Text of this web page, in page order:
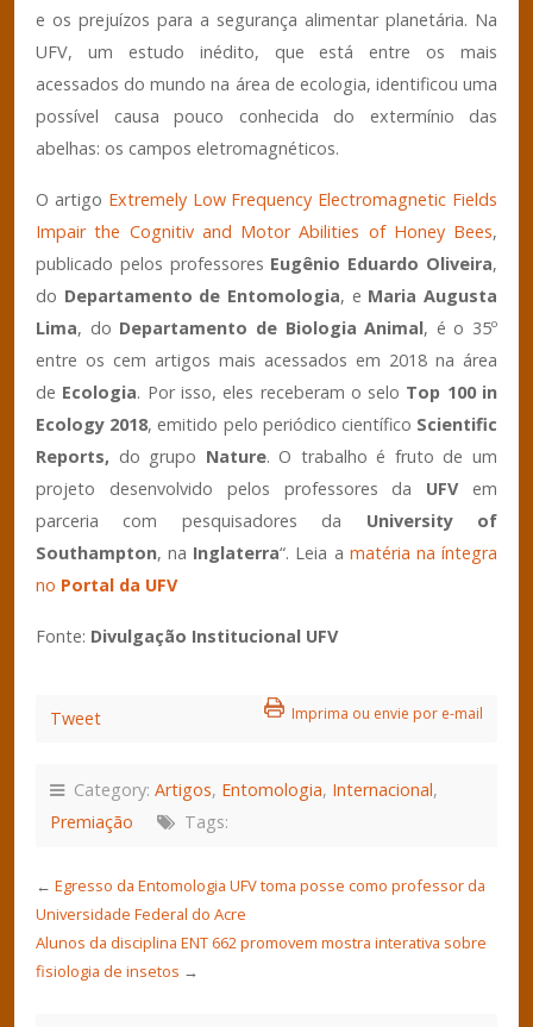
e os prejuízos para a segurança alimentar planetária. Na
UFV, um estudo inédito, que está entre os mais
acessados do mundo na área de ecologia, identificou uma
possível causa pouco conhecida do extermínio das
abelhas: os campos eletromagnéticos.
O artigo Extremely Low Frequency Electromagnetic Fields
Impair the Cognitiv and Motor Abilities of Honey Bees,
publicado pelos professores Eugênio Eduardo Oliveira,
do Departamento de Entomologia, e Maria Augusta
Lima, do Departamento de Biologia Animal, é o 35º
entre os cem artigos mais acessados em 2018 na área
de Ecologia. Por isso, eles receberam o selo Top 100 in
Ecology 2018, emitido pelo periódico científico Scientific
Reports, do grupo Nature. O trabalho é fruto de um
projeto desenvolvido pelos professores da UFV em
parceria com pesquisadores da University of
Southampton, na Inglaterra“. Leia a matéria na íntegra
no Portal da UFV
Fonte: Divulgação Institucional UFV
Imprima ou envie por e-mail
Tweet
Category: Artigos, Entomologia, Internacional,
Premiação
Tags:
← Egresso da Entomologia UFV toma posse como professor da
Universidade Federal do Acre
Alunos da disciplina ENT 662 promovem mostra interativa sobre
fisiologia de insetos →